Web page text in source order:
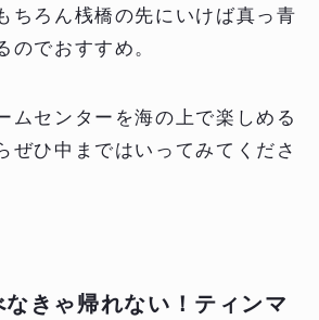
ちろん桟橋の先にいけば真っ青
のでおすすめ。
ムセンターを海の上で楽しめる
ぜひ中まではいってみてくださ
なきゃ帰れない！ティンマ